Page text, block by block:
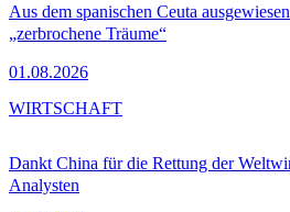
Aus dem spanischen Ceuta
„zerbrochene Träume“
01.08.2026
Dankt China für die Rettung der
Analysten
WIRTSCHAFT